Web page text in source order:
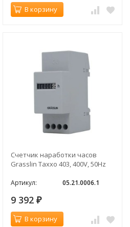
В корзину
Счетчик наработки часов
Grasslin Taxxo 403, 400V, 50Hz
Артикул: 05.21.0006.1
9 392 ₽
В корзину